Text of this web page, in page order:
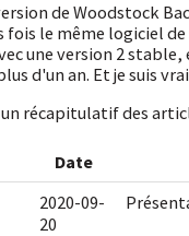
de Woodstock
le même logiciel
une version 2
d'un an. Et je suis
récapitulatif des
Date
2020-09-
20